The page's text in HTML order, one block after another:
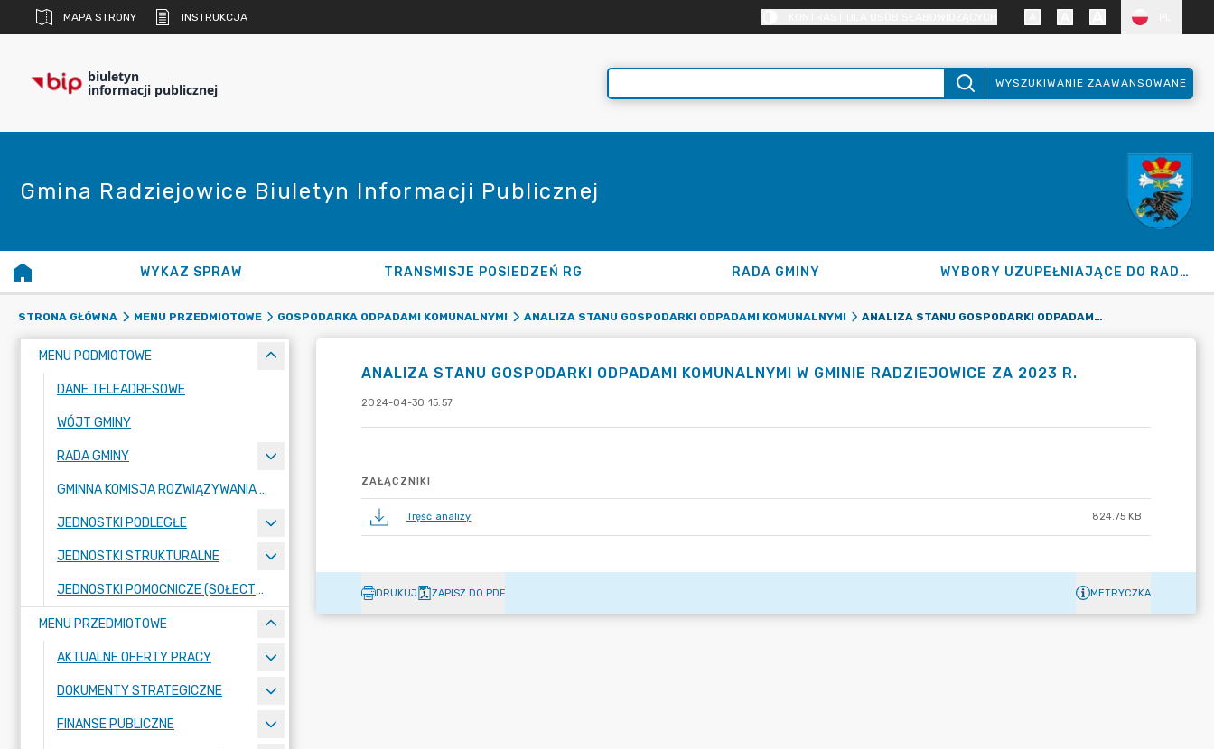
MAPA STRONY INSTRUKCJA
biuletyn
informacji publicznej WYSZUKIWANIE ZAAWANSOWANE
Gmina Radziejowice Biuletyn Informacji Publicznej
WYKAZ SPRAW TRANSMISJE POSIEDZEŃ RG RADA GMINY WYBORY UZUPEŁNIAJĄCE DO RADY GMINY 2026
STRONA GŁÓWNA MENU PRZEDMIOTOWE GOSPODARKA ODPADAMI KOMUNALNYMI ANALIZA STANU GOSPODARKI ODPADAMI KOMUNALNYMI ANALIZA STANU GOSPODARKI ODPADAMI KOMUNALNYMI W GMINIE RADZIEJOWICE ZA 2023 R.
MENU PODMIOTOWE
DANE TELEADRESOWE
WÓJT GMINY
RADA GMINY
GMINNA KOMISJA ROZWIĄZYWANIA PROBLEMÓW ALKOHOLOWYCH
JEDNOSTKI PODLEGŁE
JEDNOSTKI STRUKTURALNE
JEDNOSTKI POMOCNICZE (SOŁECTWA)
MENU PRZEDMIOTOWE
AKTUALNE OFERTY PRACY
DOKUMENTY STRATEGICZNE
FINANSE PUBLICZNE
ANALIZA STANU GOSPODARKI ODPADAMI KOMUNALNYMI W GMINIE RADZIEJOWICE ZA 2023 R.
2024-04-30 15:57
ZAŁĄCZNIKI
Tręść analizy 824.75 KB
DRUKUJ ZAPISZ DO PDF METRYCZKA